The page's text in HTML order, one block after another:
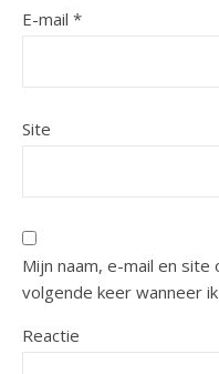
E-mail *
Site
Mijn naam, e-mail en
volgende keer wanneer
Reactie